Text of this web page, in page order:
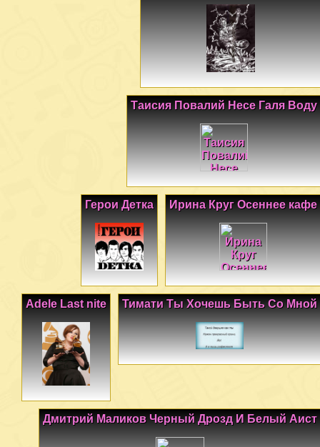
Таисия Повалий Несе Галя Воду
Ирина Круг Осеннее кафе
Герои Детка
Тимати Ты Хочешь Быть Со Мной
Adele Last nite
Дмитрий Маликов Черный Дрозд И Белый Аист